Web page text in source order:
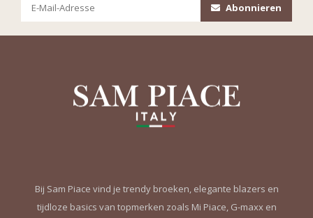
Abonnieren
Bij Sam Piace vind je trendy broeken, elegante blazers en
tijdloze basics van topmerken zoals Mi Piace, G-maxx en